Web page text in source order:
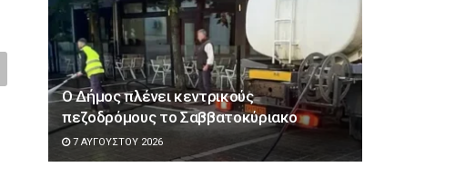
Ο Δήμος πλένει κεντρικούς
πεζοδρόμους το Σαββατοκύριακο
7 ΑΥΓΟΎΣΤΟΥ 2026